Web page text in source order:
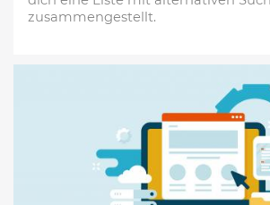
zusammengestellt.